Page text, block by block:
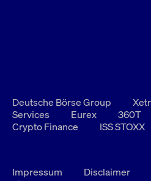
Deutsche Börse Group
Services
Eurex 360T
Crypto Finance
ISS STOXX
Impressum Disclaimer